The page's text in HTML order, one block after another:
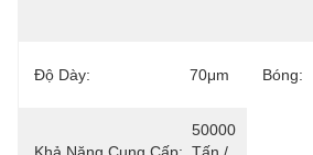
Độ Dày: 70μm Bóng:
50000